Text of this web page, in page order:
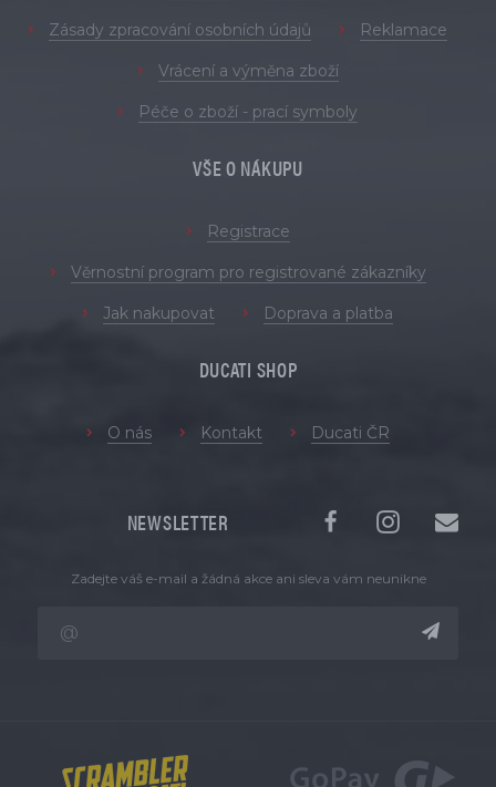
Zásady zpracování osobních údajů Reklamace
Vrácení a výměna zboží
Péče o zboží - prací symboly
VŠE O NÁKUPU
Registrace
Věrnostní program pro registrované zákazníky
Jak nakupovat Doprava a platba
DUCATI SHOP
O nás Kontakt Ducati ČR
NEWSLETTER
Zadejte váš e-mail a žádná akce ani sleva vám neunikne